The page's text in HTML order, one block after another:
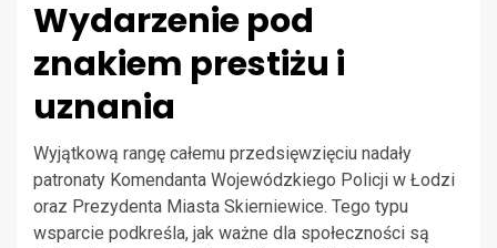
Wydarzenie pod
znakiem prestiżu i
uznania
Wyjątkową rangę całemu przedsięwzięciu nadały
patronaty Komendanta Wojewódzkiego Policji w Łodzi
oraz Prezydenta Miasta Skierniewice. Tego typu
wsparcie podkreśla, jak ważne dla społeczności są